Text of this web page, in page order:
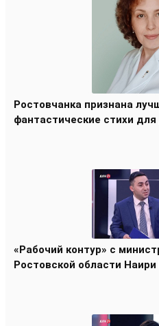
Ростовчанка признана
фантастические стихи
«Рабочий контур» с
Ростовской области